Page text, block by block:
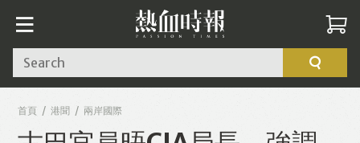
Search
首頁 港聞 兩岸國際